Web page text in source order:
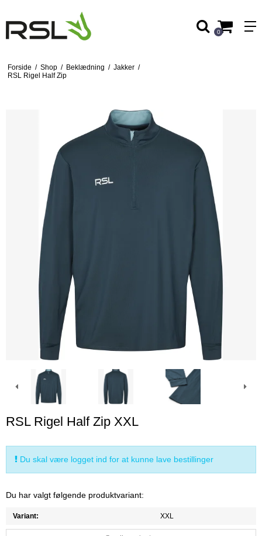
0
Forside / Shop / Beklædning / Jakker /
RSL Rigel Half Zip
RSL Rigel Half Zip XXL
Du skal være logget ind for at kunne lave bestillinger
Du har valgt følgende produktvariant:
Variant: XXL